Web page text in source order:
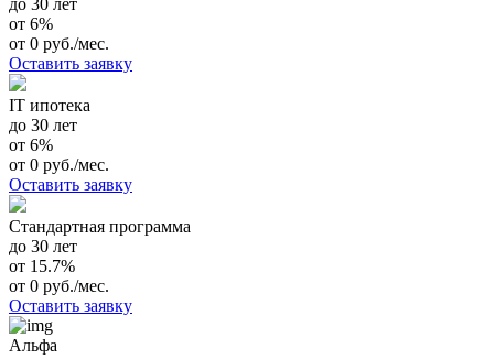
от 6%
от 0 руб./мес.
Оставить заявку
IT ипотека
до 30 лет
от 6%
от 0 руб./мес.
Оставить заявку
Стандартная программа
до 30 лет
от 15.7%
от 0 руб./мес.
Оставить заявку
Альфа